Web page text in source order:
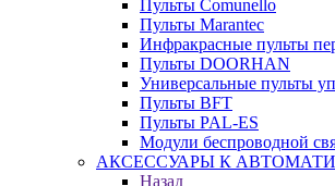
Пульты Сomunello
Пульты Marantec
Инфракрасные пульты
Пульты DOORHAN
Универсальные пульты
Пульты BFT
Пульты PAL-ES
Модули беспроводной
АКСЕССУАРЫ К
Назад